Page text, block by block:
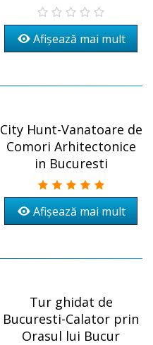
Afișează mai mult
City Hunt-Vanatoare de
Comori Arhitectonice
in Bucuresti
Afișează mai mult
Tur ghidat de
Bucuresti-Calator prin
Orasul lui Bucur